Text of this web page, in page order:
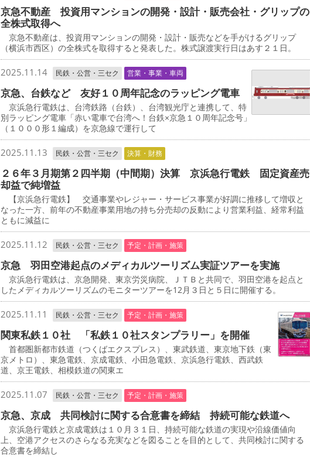
京急不動産 投資用マンションの開発・設計・販売会社・グリップの
全株式取得へ
京急不動産は、投資用マンションの開発・設計・販売などを手がけるグリップ
（横浜市西区）の全株式を取得すると発表した。株式譲渡実行日はあす２１日。
2025.11.14 民鉄・公営・三セク 営業・事業・車両
京急、台鉄など 友好１０周年記念のラッピング電車
京浜急行電鉄は、台湾鉄路（台鉄）、台湾観光庁と連携して、特
別ラッピング電車「赤い電車で台湾へ！台鉄×京急１０周年記念号」
（１０００形１編成）を京急線で運行して
2025.11.13 民鉄・公営・三セク 決算・財務
２６年３月期第２四半期（中間期）決算 京浜急行電鉄 固定資産売
却益で純増益
【京浜急行電鉄】 交通事業やレジャー・サービス事業が好調に推移して増収と
なった一方、前年の不動産事業用地の持ち分売却の反動により営業利益、経常利益
ともに減益に
2025.11.12 民鉄・公営・三セク 予定・計画・施策
京急 羽田空港起点のメディカルツーリズム実証ツアーを実施
京浜急行電鉄は、京急開発、東京労災病院、ＪＴＢと共同で、羽田空港を起点と
したメディカルツーリズムのモニターツアーを12月３日と５日に開催する。
2025.11.11 民鉄・公営・三セク 予定・計画・施策
関東私鉄１０社 「私鉄１０社スタンプラリー」を開催
首都圏新都市鉄道（つくばエクスプレス）、東武鉄道、東京地下鉄（東
京メトロ）、東急電鉄、京成電鉄、小田急電鉄、京浜急行電鉄、西武鉄
道、京王電鉄、相模鉄道の関東エ
2025.11.07 民鉄・公営・三セク 予定・計画・施策
京急、京成 共同検討に関する合意書を締結 持続可能な鉄道へ
京浜急行電鉄と京成電鉄は１０月３１日、持続可能な鉄道の実現や沿線価値向
上、空港アクセスのさらなる充実などを図ることを目的として、共同検討に関する
合意書を締結し